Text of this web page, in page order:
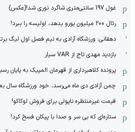
غول 197 سانتی‌متری شاگرد نوری شد!(عکس)
رئال ۲۰۰ میلیون یورو بدهد، اولیسه را ببرد!
دهقانی: ورزشگاه آزادی به نیم فصل اول لیگ
بازدید مهدی تاج از VAR سیار
پرونده کلاهبرداری از قهرمان المپیک به پایان
چمن آزادی دی ماه می‌رسد، خود ورزشگاه سال
قیمت غیرمنتظره ناپولی برای فروش لوکاکو!
ستاره‌ای که بی سر و صدا با پیکان فسخ کرد!